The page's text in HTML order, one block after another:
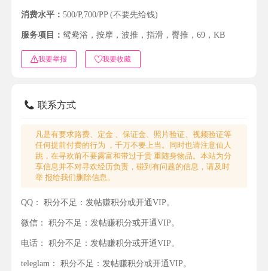
消费水平： 500/P,700/PP (不要先给钱)
服务项目： 鸳鸯浴，按摩，波推，指滑，臀推，69，KB
我要举报 我要收藏
联系方式
凡是有要求路费、定金 、保证金、照片验证、视频验证等
任何提前付费的行为 ，千万不要上当。同时也请注意仙人
跳，在寻欢前不要露富和带过于贵 重随身物品。本站为分
享信息并不对寻欢经历负责，碰到有问题的信息，请及时
举 报给我们删除信息。
QQ： 积分不足：发帖赚积分或开通VIP。
微信： 积分不足：发帖赚积分或开通VIP。
电话： 积分不足：发帖赚积分或开通VIP。
teleglam： 积分不足：发帖赚积分或开通VIP。